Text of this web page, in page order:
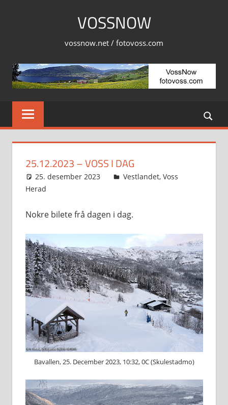
VOSSNOW
vossnow.net / fotovoss.com
25.12.2023 – VOSS I DAG
25. desember 2023 Svein
Vestlandet, Voss
Herad
Nokre bilete frå dagen i dag.
Bavallen, 25. December 2023, 10:32, 0C (Skulestadmo)